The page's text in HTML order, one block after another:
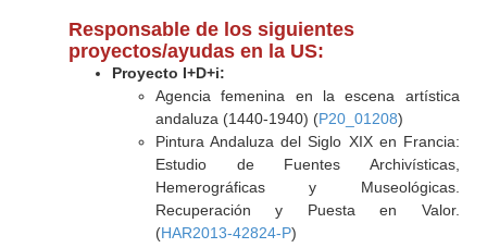
Responsable de los siguientes
proyectos/ayudas en la US:
Proyecto I+D+i:
Agencia femenina en la escena artística
andaluza (1440-1940) (P20_01208)
Pintura Andaluza del Siglo XIX en Francia:
Estudio de Fuentes Archivísticas,
Hemerográficas y Museológicas.
Recuperación y Puesta en Valor.
(HAR2013-42824-P)